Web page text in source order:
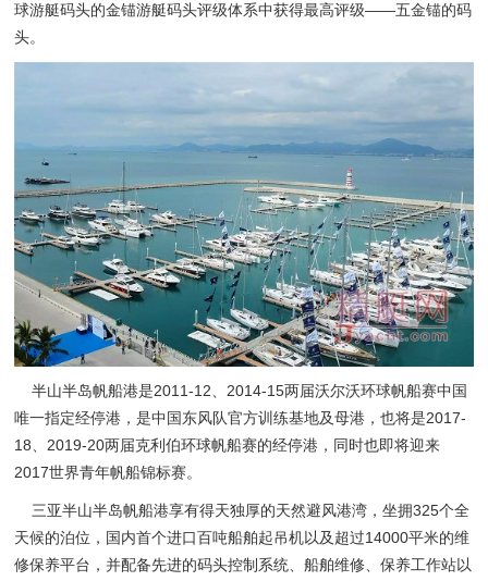
球游艇码头的金锚游艇码头评级体系中获得最高评级——五金锚的码
头。
半山半岛帆船港是2011-12、2014-15两届沃尔沃环球帆船赛中国
唯一指定经停港，是中国东风队官方训练基地及母港，也将是2017-
18、2019-20两届克利伯环球帆船赛的经停港，同时也即将迎来
2017世界青年帆船锦标赛。
三亚半山半岛帆船港享有得天独厚的天然避风港湾，坐拥325个全
天候的泊位，国内首个进口百吨船舶起吊机以及超过14000平米的维
修保养平台，并配备先进的码头控制系统、船舶维修、保养工作站以